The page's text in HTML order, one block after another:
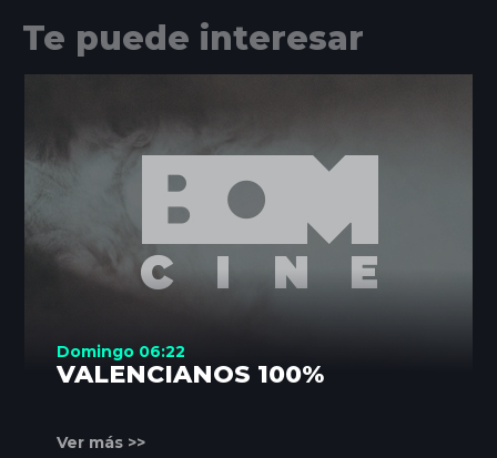
Te puede interesar
Domingo 06:22
VALENCIANOS 100%
Ver más >>